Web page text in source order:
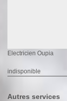
Electricien Oupia
indisponible
Autres services